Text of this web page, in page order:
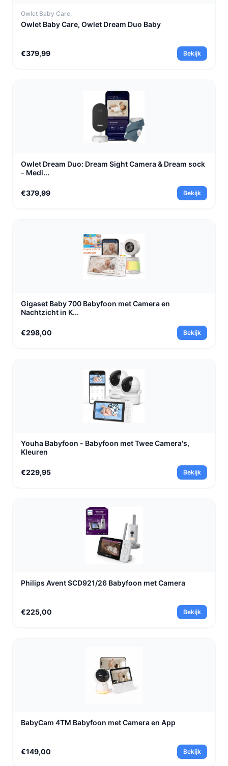
Owlet Baby Care,
Owlet Baby Care, Owlet Dream Duo Baby
€379,99 Bekijk
Owlet Dream Duo: Dream Sight Camera & Dream sock
- Medi...
€379,99 Bekijk
Gigaset Baby 700 Babyfoon met Camera en
Nachtzicht in K...
€298,00 Bekijk
Youha Babyfoon - Babyfoon met Twee Camera's,
Kleuren
€229,95 Bekijk
Philips Avent SCD921/26 Babyfoon met Camera
€225,00 Bekijk
BabyCam 4TM Babyfoon met Camera en App
€149,00 Bekijk